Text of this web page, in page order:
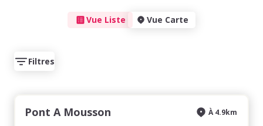
Vue Liste Vue Carte
Filtres
Pont A Mousson
À 4.9km